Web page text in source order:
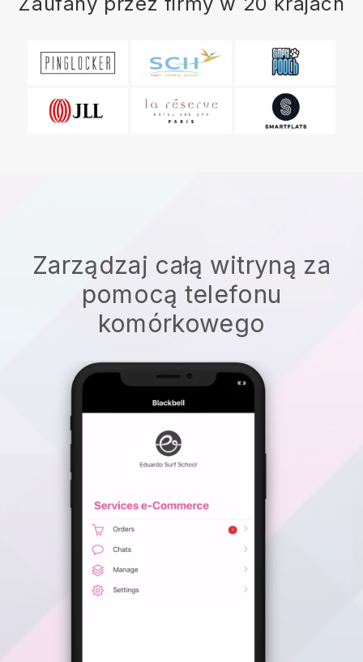
Zarządzaj całą witryną za
pomocą telefonu
komórkowego